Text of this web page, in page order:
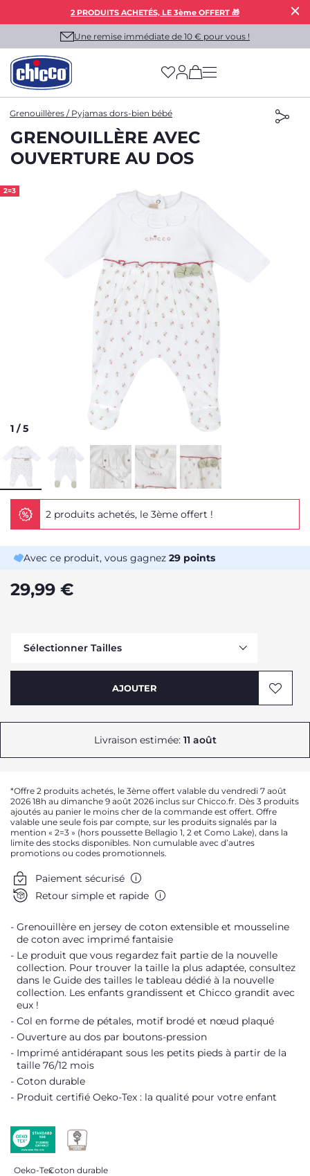
2 PRODUITS ACHETÉS, LE 3ème OFFERT 🎁
Une remise immédiate de 10 € pour vous !
(has more options
Grenouillères / Pyjamas dors-bien bébé
GRENOUILLÈRE AVEC
OUVERTURE AU DOS
2=3
1 /5
2 produits achetés, le 3ème offert !
Avec ce produit, vous gagnez 29 points
29,99 €
Sélectionner Tailles
Me prévenir
Me prévenir
AJOUTER
Livraison estimée: 11 août
*Offre 2 produits achetés, le 3ème offert valable du vendredi 7 août
2026 18h au dimanche 9 août 2026 inclus sur Chicco.fr. Dès 3 produits
ajoutés au panier le moins cher de la commande est offert. Offre
valable une seule fois par compte, sur les produits signalés par la
mention « 2=3 » (hors poussette Bellagio 1, 2 et Como Lake), dans la
limite des stocks disponibles. Non cumulable avec d’autres
promotions ou codes promotionnels.
Paiement sécurisé
Retour simple et rapide
Grenouillère en jersey de coton extensible et mousseline
de coton avec imprimé fantaisie
Le produit que vous regardez fait partie de la nouvelle
collection. Pour trouver la taille la plus adaptée, consultez
dans le Guide des tailles le tableau dédié à la nouvelle
collection. Les enfants grandissent et Chicco grandit avec
eux !
Col en forme de pétales, motif brodé et nœud plaqué
Ouverture au dos par boutons-pression
Imprimé antidérapant sous les petits pieds à partir de la
taille 76/12 mois
Coton durable
Produit certifié Oeko-Tex : la qualité pour votre enfant
Oeko-TexCoton durable